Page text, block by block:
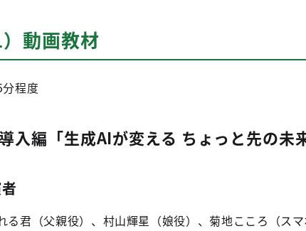
）動画教材
程度
入編「生成AIが変える ちょっと先の未
る君（父親役）、村山輝星（娘役）、菊地こころ（スマ